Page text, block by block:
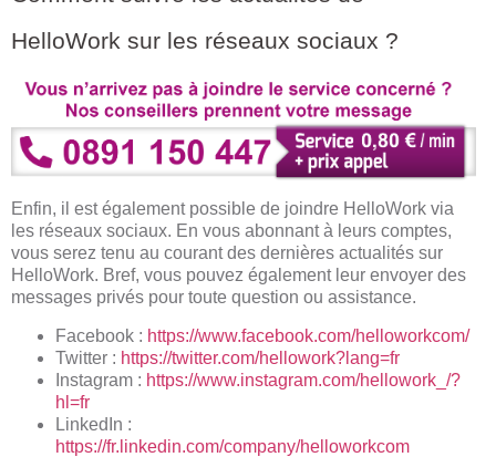
HelloWork sur les réseaux sociaux ?
Enfin, il est également possible de joindre HelloWork via
les réseaux sociaux. En vous abonnant à leurs comptes,
vous serez tenu au courant des dernières actualités sur
HelloWork. Bref, vous pouvez également leur envoyer des
messages privés pour toute question ou assistance.
Facebook : https://www.facebook.com/helloworkcom/
Twitter : https://twitter.com/hellowork?lang=fr
Instagram : https://www.instagram.com/hellowork_/?
hl=fr
LinkedIn :
https://fr.linkedin.com/company/helloworkcom